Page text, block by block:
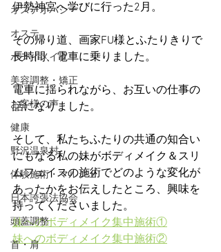
オステオパシー
オステ
ボディメイク
美容調整・矯正
お客様の声
健康
野沢温泉村
体験施術・マルシェ
日本誇張法協会
頭蓋調整
首・肩
伊勢神宮へ学びに行った2月。
その帰り道、画家FU様とふたりきりで
長時間、電車に乗りました。
電車に揺られながら、お互いの仕事の
話になりました。
そして、私たちふたりの共通の知合い
にもなる私の妹がボディメイク＆スリ
ムフェイスの施術でどのような変化が
あったかをお伝えしたところ、興味を
持ってくださいました。
妹へのボディメイク集中施術①
妹へのボディメイク集中施術②